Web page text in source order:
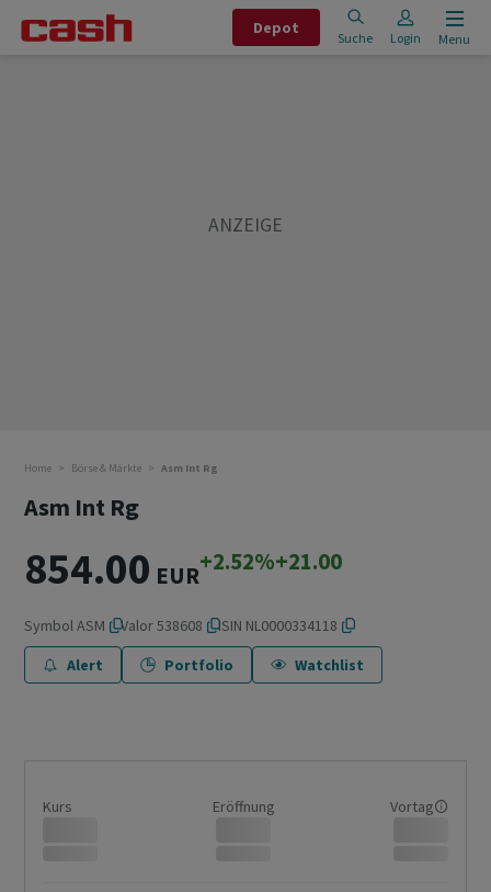
Depot
Suche Login Menu
Home Börse & Märkte Asm Int Rg
Asm Int Rg
854.00 EUR+2.52%+21.00
SymbolASM Valor538608 ISIN NL0000334118
Alert
Portfolio Watchlist
Kurs Eröffnung Vortag